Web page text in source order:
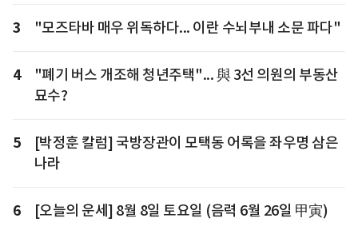
3 "모즈타바 매우 위독하다... 이란 수뇌부내 소문 파다"
4
"폐기 버스 개조해 청년주택"... 與 3선 의원의 부동산
묘수?
5
[박정훈 칼럼] 국방장관이 모택동 어록을 좌우명 삼은
나라
6 [오늘의 운세] 8월 8일 토요일 (음력 6월 26일 甲寅)